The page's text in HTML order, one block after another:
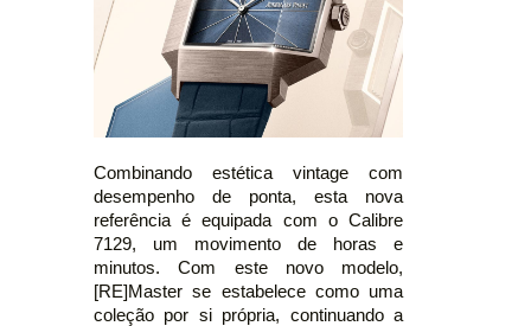
Combinando estética vintage com
desempenho de ponta, esta nova
referência é equipada com o Calibre
7129, um movimento de horas e
minutos. Com este novo modelo,
[RE]Master se estabelece como uma
coleção por si própria, continuando a